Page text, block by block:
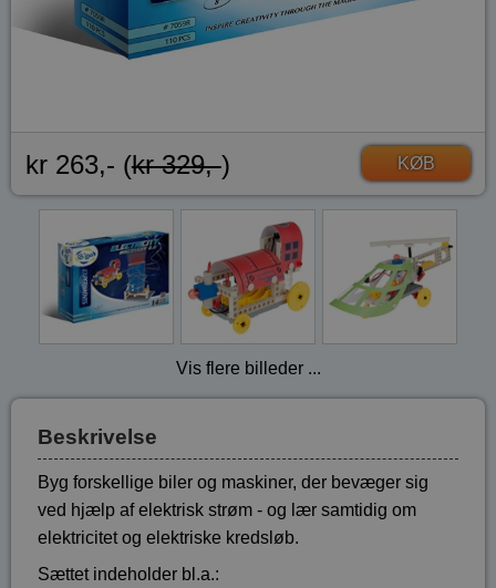
kr 263,- (kr 329,-) KØB
Vis flere billeder ...
Beskrivelse
Byg forskellige biler og maskiner, der bevæger sig
ved hjælp af elektrisk strøm - og lær samtidig om
elektricitet og elektriske kredsløb.
Sættet indeholder bl.a.: